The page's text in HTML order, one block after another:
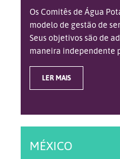
Os Comitês de Água
modelo de gestão de
Seus objetivos são de
maneira independente
LER MAIS
MÉXICO